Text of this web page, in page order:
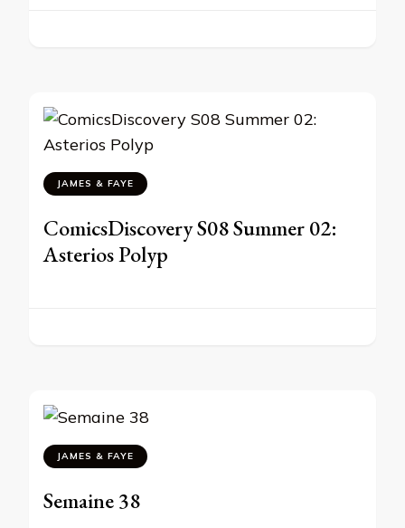
JAMES & FAYE
ComicsDiscovery S08 Summer 02:
Asterios Polyp
JAMES & FAYE
Semaine 38